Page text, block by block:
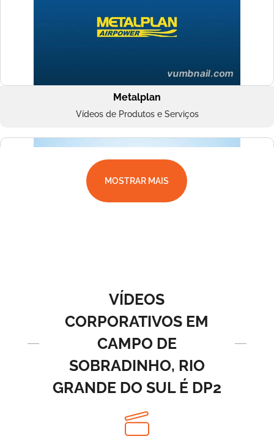
Metalplan
Vídeos de Produtos e Serviços
BRF Parceiros
MOSTRAR MAIS
VÍDEOS
CORPORATIVOS EM
CAMPO DE
SOBRADINHO, RIO
GRANDE DO SUL É DP2